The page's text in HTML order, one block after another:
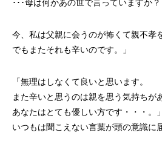
･･･母は何かあの世で言っていますか？
今、私は父親に会うのが怖くて親不孝
でもまたそれも辛いのです。」
「無理はしなくて良いと思います。
また辛いと思うのは親を思う気持ちが
あなたはとても優しい方です・・・。
いつもは聞こえない言葉が頭の意識に